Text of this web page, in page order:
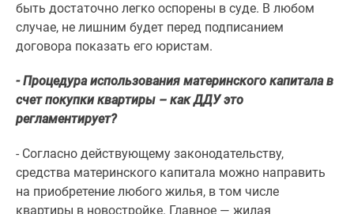
быть достаточно легко оспорены в суде. В любом
случае, не лишним будет перед подписанием
договора показать его юристам.
- Процедура использования материнского капитала в
счет покупки квартиры – как ДДУ это
регламентирует?
- Согласно действующему законодательству,
средства материнского капитала можно направить
на приобретение любого жилья, в том числе
квартиры в новостройке. Главное — жилая